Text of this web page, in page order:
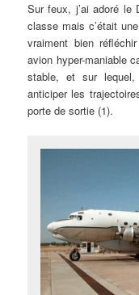
Sur feux, j’ai adoré le
classe mais c’était
vraiment bien
avion hyper-maniable
stable, et sur
anticiper les
porte de sortie (1).